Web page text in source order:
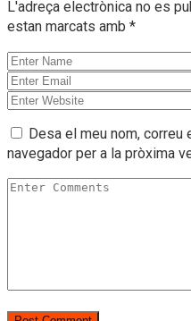
L'adreça electrònica no es
estan marcats amb *
Desa el meu nom,
navegador per a la pròxima